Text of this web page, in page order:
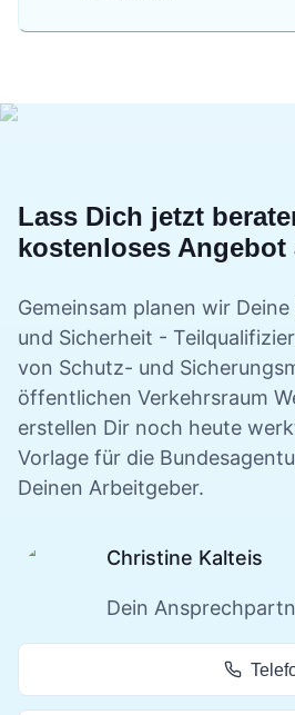
Lass Dich jetzt
kostenloses Angebot
Gemeinsam planen wir Deine
und Sicherheit -
von Schutz- und
öffentlichen Verkehrsraum
erstellen Dir noch heute
Vorlage für die
Deinen Arbeitgeber.
Christine Kalteis
Dein